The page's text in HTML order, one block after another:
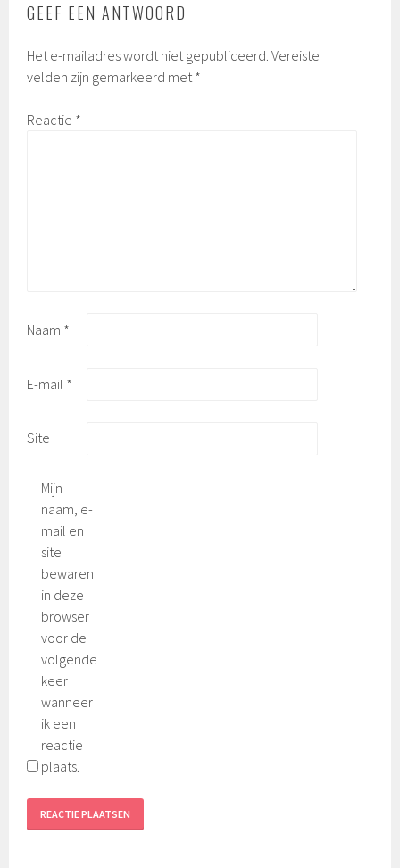
GEEF EEN ANTWOORD
Het e-mailadres wordt niet gepubliceerd. Vereiste
velden zijn gemarkeerd met *
Reactie *
Naam *
E-mail *
Site
Mijn
naam, e-
mail en
site
bewaren
in deze
browser
voor de
volgende
keer
wanneer
ik een
reactie
plaats.